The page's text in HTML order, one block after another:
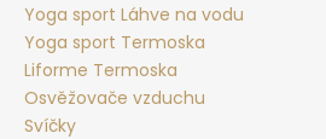
Yoga sport Láhve na vodu
Yoga sport Termoska
Liforme Termoska
Osvěžovače vzduchu
Svíčky